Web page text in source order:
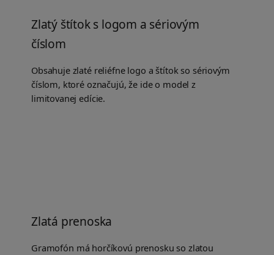
Zlatý štítok s logom a sériovým
číslom
Obsahuje zlaté reliéfne logo a štítok so sériovým
číslom, ktoré označujú, že ide o model z
limitovanej edície.
Zlatá prenoska
Gramofón má horčíkovú prenosku so zlatou